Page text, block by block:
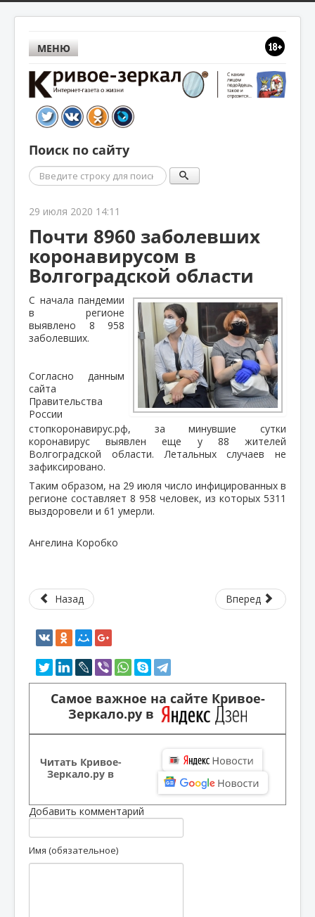
МЕНЮ
Поиск по сайту
Поиск
29 июля 2020 14:11
Почти 8960 заболевших
коронавирусом в
Волгоградской области
С начала пандемии
в регионе
выявлено 8 958
заболевших.
Согласно данным
сайта
Правительства
России
стопкоронавирус.рф, за минувшие сутки
коронавирус выявлен еще у 88 жителей
Волгоградской области. Летальных случаев не
зафиксировано.
Таким образом, на 29 июля число инфицированных в
регионе составляет 8 958 человек, из которых 5311
выздоровели и 61 умерли.
Ангелина Коробко
Назад Вперед
Самое важное на сайте Кривое-
Зеркало.ру в
Читать Кривое-
Зеркало.ру в
Добавить комментарий
Имя (обязательное)